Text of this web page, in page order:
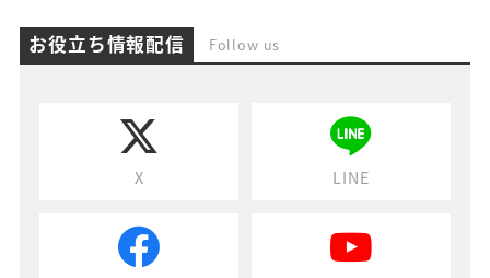
お役立ち情報配信 Follow us
X LINE